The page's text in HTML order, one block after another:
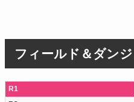
フィールド＆ダン
R1